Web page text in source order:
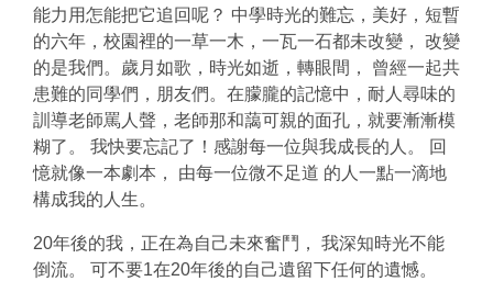
能力用怎能把它追回呢？ 中學時光的難忘，美好，短暫
的六年，校園裡的一草一木，一瓦一石都未改變， 改變
的是我們。歲月如歌，時光如逝，轉眼間， 曾經一起共
患難的同學們，朋友們。在朦朧的記憶中，耐人尋味的
訓導老師罵人聲，老師那和藹可親的面孔，就要漸漸模
糊了。 我快要忘記了！感謝每一位與我成長的人。 回
憶就像一本劇本， 由每一位微不足道 的人一點一滴地
構成我的人生。
20年後的我，正在為自己未來奮鬥， 我深知時光不能
倒流。 可不要1在20年後的自己遺留下任何的遺憾。